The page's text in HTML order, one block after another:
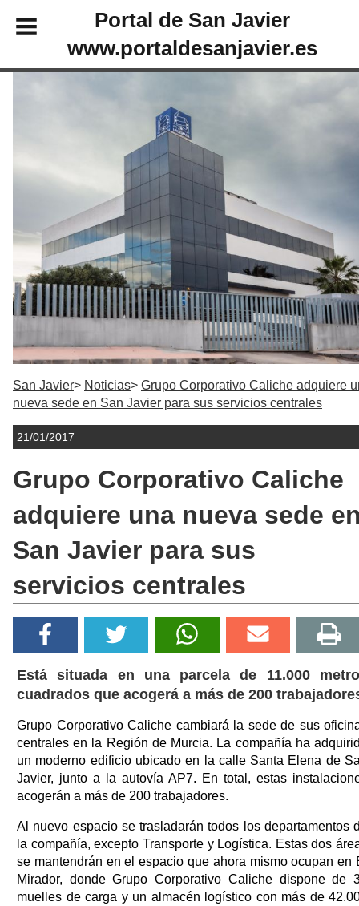
Portal de San Javier
www.portaldesanjavier.es
San Javier Noticias
Grupo Corporativo Caliche adquiere
nueva sede en San Javier para sus servicios centrales
21/01/2017
Grupo Corporativo Caliche
adquiere una nueva sede
San Javier para sus
servicios centrales
Está situada en una parcela de 11.000
cuadrados que acogerá a más de 200
Grupo Corporativo Caliche cambiará la sede de sus
centrales en la Región de Murcia. La compañía ha
un moderno edificio ubicado en la calle Santa Elena de
Javier, junto a la autovía AP7. En total, estas
acogerán a más de 200 trabajadores.
Al nuevo espacio se trasladarán todos los departamentos
la compañía, excepto Transporte y Logística. Estas dos
se mantendrán en el espacio que ahora mismo ocupan en
Mirador, donde Grupo Corporativo Caliche dispone de
muelles de carga y un almacén logístico con más de